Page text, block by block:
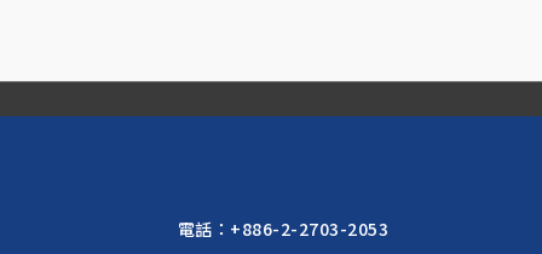
電話： +886-2-2703-2053